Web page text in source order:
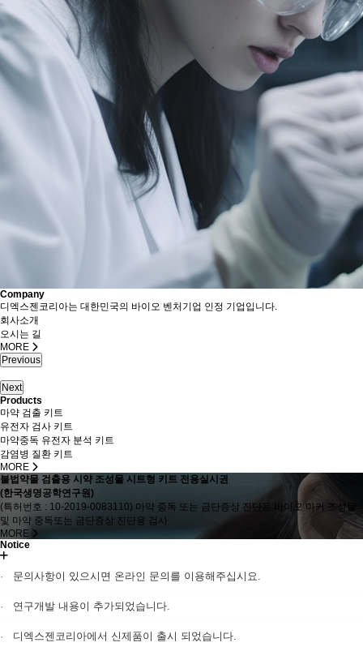
Company
디엑스젠코리아는 대한민국의 바이오 벤처기업 인정 기업입니다.
회사소개
오시는 길
MORE
Previous
Next
Products
마약 검출 키트
유전자 검사 키트
마약중독 유전자 분석 키트
감염병 질환 키트
MORE
불법약물 검출용 시약 조성물 시트형 키트 전용실시권
(한국생명공학연구원)
(특허번호 : 10-2019-0083110) 마약 중독 또는 금단증상 진단용 바이오 마커 조성물
및 마약 중독또는 금단증상 진단용 검사
MORE
Notice
문의사항이 있으시면 온라인 문의를 이용해주십시요.
연구개발 내용이 추가되었습니다.
디엑스젠코리아에서 신제품이 출시 되었습니다.